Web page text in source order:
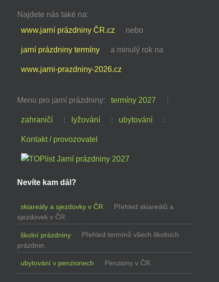
Najdete nás také na:
www.jarní prázdniny ČR.cz
nebo
jarní prázdniny termíny a minulý rok na
www.jarni-prazdniny-2026.cz
Menu pro jarní prázdniny: termíny 2027 :
zahraničí : lyžování : ubytování :
Kontakt / provozovatel
Nevíte kam dál?
skiareály a sjezdovky v ČR
Přehled skiareálů a
sjezdovek v ČR.
školní prázdniny
Přehled termínů všech školních
prázdnin.
ubytování v penzionech Penziony v ČR.